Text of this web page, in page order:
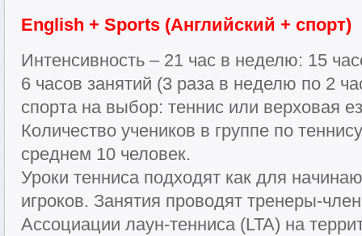
English + Sports (Английский + спорт)
Интенсивность – 21 час в неделю: 15
6 часов занятий (3 раза в неделю по 2
спорта на выбор: теннис или верховая
Количество учеников в группе по
среднем 10 человек.
Уроки тенниса подходят как для
игроков. Занятия проводят тренеры-
Ассоциации лаун-тенниса (LTA) на